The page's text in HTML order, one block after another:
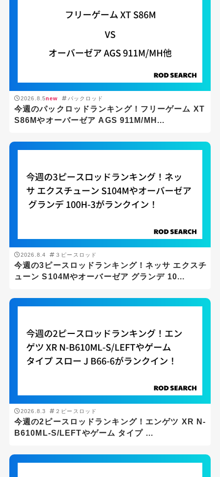
2026.8.5new パックロッド
今週のパックロッドランキング！フリーゲーム XT
S86Mやオーバーゼア AGS 911M/MH...
2026.8.4 ３ピースロッド
今週の3ピースロッドランキング！ネッサ エクスチ
ューン S104Mやオーバーゼア グランデ 10...
2026.8.3 ２ピースロッド
今週の2ピースロッドランキング！エンゲツ XR N-
B610ML-S/LEFTやゲーム タイプ ...